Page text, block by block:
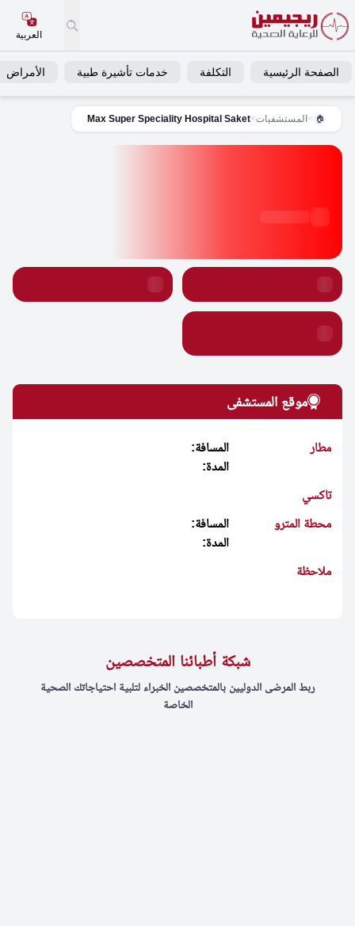
العربية
الصفحة الرئيسية التكلفة خدمات تأشيرة طبية الأمراض
🏠
> المستشفيات>
Max Super Speciality Hospital Saket
موقع المستشفى
مطار
المسافة:
المدة:
تاكسي
محطة المترو
المسافة:
المدة:
ملاحظة
شبكة أطبائنا المتخصصين
ربط المرضى الدوليين بالمتخصصين الخبراء لتلبية احتياجاتك الصحية
الخاصة